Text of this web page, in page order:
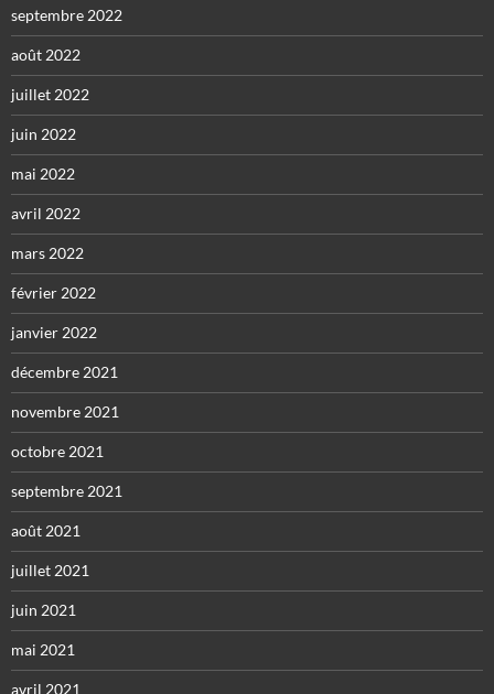
septembre 2022
août 2022
juillet 2022
juin 2022
mai 2022
avril 2022
mars 2022
février 2022
janvier 2022
décembre 2021
novembre 2021
octobre 2021
septembre 2021
août 2021
juillet 2021
juin 2021
mai 2021
avril 2021